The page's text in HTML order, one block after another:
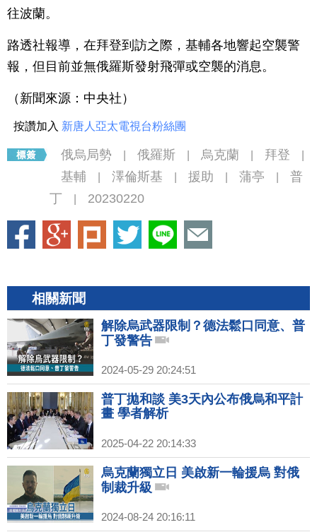
往波蘭。
路透社報導，在拜登到訪之際，基輔各地響起空襲警
報，但目前並無俄羅斯發射飛彈或空襲的消息。
（新聞來源：中央社）
按讚加入 新唐人亞太電視台粉絲團
俄烏局勢 俄羅斯 烏克蘭 拜登
基輔 澤倫斯基 援助 蒲亭
普
丁
20230220
相關新聞
解除烏武器限制？德法鬆口同意、普
丁發警告
2024-05-29 20:24:51
普丁拋和談 美3天內公布俄烏和平計
畫 學者解析
2025-04-22 20:14:33
烏克蘭獨立日 美啟新一輪援烏 對俄
制裁升級
2024-08-24 20:16:11